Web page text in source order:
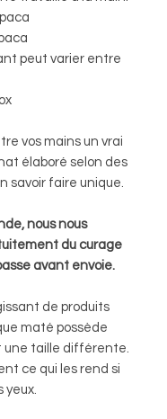
peut varier entre
vos mains un vrai
élaboré selon des
savoir faire unique.
nous nous
du curage
avant envoie.
de produits
maté possède
une taille différente.
ce qui les rend si
yeux.